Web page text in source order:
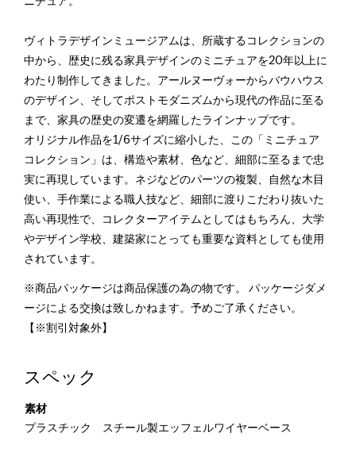
ヴィトラデザインミュージアムは、所蔵するコレクションの
中から、歴史に残る家具デザインのミニチュアを20年以上に
わたり制作してきました。アールヌーヴォーからバウハウス
のデザイン、そしてポストモダニズムから現代の作品に至る
まで、家具の歴史の変遷を網羅したラインナップです。
オリジナル作品を1/6サイズに縮小した、この「ミニチュア
コレクション」は、構造や素材、色など、細部に至るまで忠
実に再現しています。ネジなどのパーツの複製、自然な木目
使い、手作業による職人技など、細部に渡りこだわり抜いた
高い再現性で、コレクターアイテムとしてはもちろん、大学
やデザイン学校、建築家にとっても重要な資料としても使用
されています。
※商品パッケージは商品保護の為の物です。 パッケージダメ
ージによる交換は致しかねます。予めご了承ください。
【※割引対象外】
スペック
素材
プラスチック スチール製エッフェルワイヤーベース